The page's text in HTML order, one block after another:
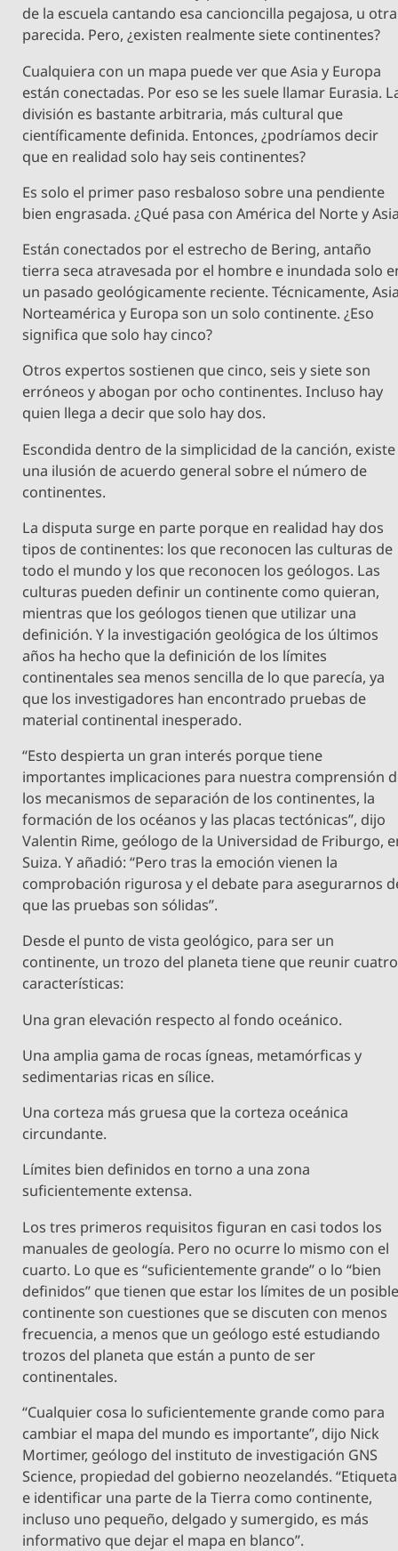
de la escuela cantando esa cancioncilla pegajosa, u otra
parecida. Pero, ¿existen realmente siete continentes?
Cualquiera con un mapa puede ver que Asia y Europa
están conectadas. Por eso se les suele llamar Eurasia.
división es bastante arbitraria, más cultural que
científicamente definida. Entonces, ¿podríamos decir
que en realidad solo hay seis continentes?
Es solo el primer paso resbaloso sobre una pendiente
bien engrasada. ¿Qué pasa con América del Norte y
Están conectados por el estrecho de Bering, antaño
tierra seca atravesada por el hombre e inundada solo
un pasado geológicamente reciente. Técnicamente,
Norteamérica y Europa son un solo continente. ¿Eso
significa que solo hay cinco?
Otros expertos sostienen que cinco, seis y siete son
erróneos y abogan por ocho continentes. Incluso hay
quien llega a decir que solo hay dos.
Escondida dentro de la simplicidad de la canción, existe
una ilusión de acuerdo general sobre el número de
continentes.
La disputa surge en parte porque en realidad hay dos
tipos de continentes: los que reconocen las culturas de
todo el mundo y los que reconocen los geólogos. Las
culturas pueden definir un continente como quieran,
mientras que los geólogos tienen que utilizar una
definición. Y la investigación geológica de los últimos
años ha hecho que la definición de los límites
continentales sea menos sencilla de lo que parecía, ya
que los investigadores han encontrado pruebas de
material continental inesperado.
“Esto despierta un gran interés porque tiene
importantes implicaciones para nuestra comprensión
los mecanismos de separación de los continentes, la
formación de los océanos y las placas tectónicas”, dijo
Valentin Rime, geólogo de la Universidad de Friburgo,
Suiza. Y añadió: “Pero tras la emoción vienen la
comprobación rigurosa y el debate para asegurarnos
que las pruebas son sólidas”.
Desde el punto de vista geológico, para ser un
continente, un trozo del planeta tiene que reunir cuatro
características:
Una gran elevación respecto al fondo oceánico.
Una amplia gama de rocas ígneas, metamórficas y
sedimentarias ricas en sílice.
Una corteza más gruesa que la corteza oceánica
circundante.
Límites bien definidos en torno a una zona
suficientemente extensa.
Los tres primeros requisitos figuran en casi todos los
manuales de geología. Pero no ocurre lo mismo con el
cuarto. Lo que es “suficientemente grande” o lo “bien
definidos” que tienen que estar los límites de un
continente son cuestiones que se discuten con menos
frecuencia, a menos que un geólogo esté estudiando
trozos del planeta que están a punto de ser
continentales.
“Cualquier cosa lo suficientemente grande como para
cambiar el mapa del mundo es importante”, dijo Nick
Mortimer, geólogo del instituto de investigación GNS
Science, propiedad del gobierno neozelandés.
e identificar una parte de la Tierra como continente,
incluso uno pequeño, delgado y sumergido, es más
informativo que dejar el mapa en blanco”.